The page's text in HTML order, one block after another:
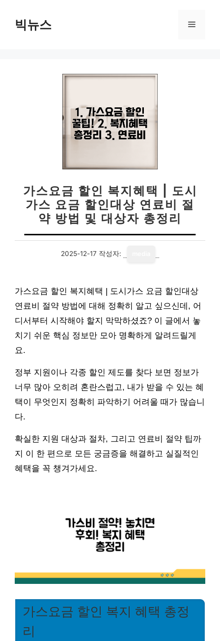
빅뉴스 메
가스요금 할인 복지혜택 | 도시
가스 요금 할인대상 연료비 절
약 방법 및 대상자 총정리
2025-12-17 작성자:
가스요금 할인 복지혜택 | 도시가스 요금 할인대상
연료비 절약 방법에 대해 정확히 알고 싶으신데, 어
디서부터 시작해야 할지 막막하셨죠? 이 글에서 놓
치기 쉬운 핵심 정보만 모아 명확하게 알려드릴게
요.
정부 지원이나 각종 할인 제도를 찾다 보면 정보가
너무 많아 오히려 혼란스럽고, 내가 받을 수 있는 혜
택이 무엇인지 정확히 파악하기 어려울 때가 많습니
다.
확실한 지원 대상과 절차, 그리고 연료비 절약 팁까
지 이 한 편으로 모든 궁금증을 해결하고 실질적인
혜택을 꼭 챙겨가세요.
가스요금 할인 복지 혜택 총정
리